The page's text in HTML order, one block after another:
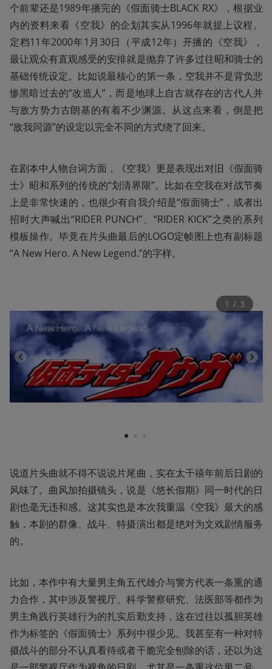
个前辈还是1989年播完的《假面骑士BLACK RX》，根据业
内的资料来看《空我》的企划其实从1996年就提上议程。
定档11年2000年1月30日（平成12年）开播的《空我》，
最让观众有直观感受的安排就是抛弃了许多过往昭和骑士的
基础传统设定。比如说最核心的第一条，空我并不是背负悲
惨黑暗过去的“改造人”，而是地球上自古就存在的古代人并
与敌方势力古朗基的有着不少渊源。从这点来看，倒是把
“敌我同源”的设定以完全不同的方式绕了回来。
在剧本中人物台词方面，《空我》更是表现出对旧《假面骑
士》昭和系列的传统的“划清界限”。比如在空我在对战节奏
上是非常快速的，也很少有自我介绍是“假面骑士”，或者出
招时大声喊出“RIDER PUNCH”、“RIDER KICK”之类的系列
模板操作。毕竟在片头曲最后的LOGO定帧图上也有副标题
“A New Hero. A New Legend.”的字样。
1
1 / 3
说道片头曲就不得不说说片尾曲，实在太千禧年前后日剧的
风味了。曲风加拍摄镜头，说是《悠长假期》同一时代的日
剧也毫无违和感。这其实也是本次我重温《空我》最大的感
触，本剧的群像、战斗、特摄演出都是绝对为文戏剧情服务
的。
比如，本作中有大量男主角五代雄介与警方代表一条熏的通
力合作，其中涉及警视厅、科学警察研究、法医部等都作为
男主角践行英雄行为的扎实后勤支持，这在过往以孤胆英雄
作为标签的《假面骑士》系列中很少见。我甚至有一种对特
摄战斗的部分不认真看待或者干脆完全刨除的话，还以为这